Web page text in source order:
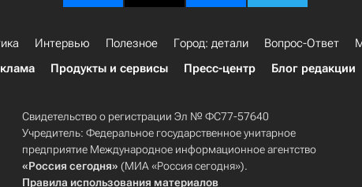
Интервью Полезное Город: детали Вопрос-Ответ
Продукты и сервисы Пресс-центр Блог редакции
Свидетельство о регистрации Эл № ФС77-57640
Учредитель: Федеральное государственное унитарное
предприятие Международное информационное агентство
«Россия сегодня» (МИА «Россия сегодня»).
Правила использования материалов